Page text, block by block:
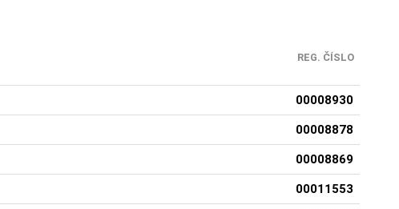
REG. ČÍSLO
00008930
00008878
00008869
00011553